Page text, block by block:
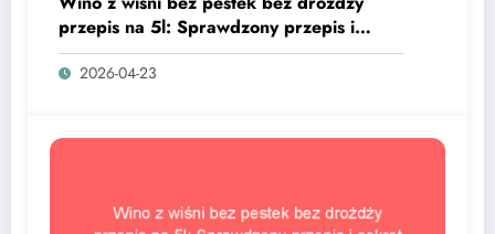
przepis na 5l: Sprawdzony przepis i
sekret udanego smaku
2026-04-23